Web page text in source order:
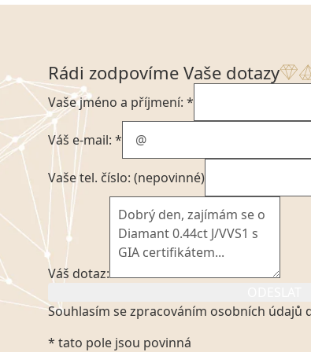
Rádi zodpovíme Vaše dotazy
Vaše jméno a příjmení: *
Váš e-mail: *
Vaše tel. číslo: (nepovinné)
Váš dotaz:
Souhlasím se zpracováním osobních údajů
Kliknutím na výše uvedený odkaz, v souladu
* tato pole jsou povinná